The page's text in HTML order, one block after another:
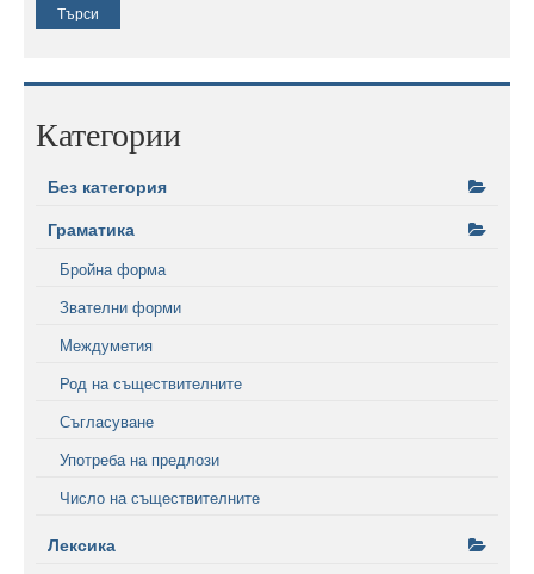
Категории
Без категория
Граматика
Бройна форма
Звателни форми
Междуметия
Род на съществителните
Съгласуване
Употреба на предлози
Число на съществителните
Лексика